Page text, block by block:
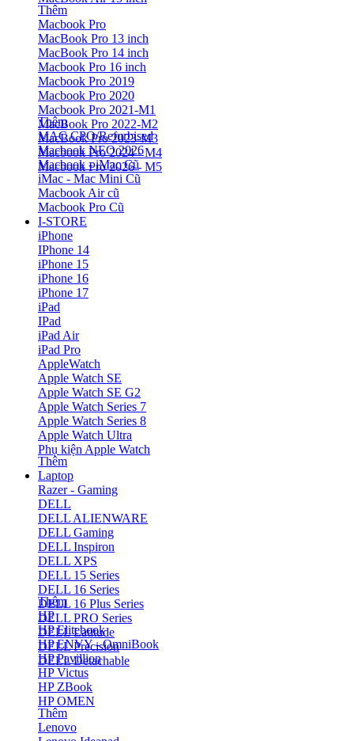
Thêm
Macbook Pro
MacBook Pro 13 inch
MacBook Pro 14 inch
Macbook Pro 16 inch
Macbook Pro 2019
Macbook Pro 2020
Macbook Pro 2021-M1
MacBook Pro 2022-M2
MacBook Pro 2023-M3
Macbook Pro 2024 - M4
Macbook Pro 2026 - M5
Thêm
MAC CPO/Refurbised
Macbook NEO 2026
Macbook - iMac Cũ
iMac - Mac Mini Cũ
Macbook Air cũ
Macbook Pro Cũ
I-STORE
iPhone
IPhone 14
iPhone 15
iPhone 16
iPhone 17
iPad
IPad
iPad Air
iPad Pro
AppleWatch
Apple Watch SE
Apple Watch SE G2
Apple Watch Series 7
Apple Watch Series 8
Apple Watch Ultra
Phụ kiện Apple Watch
Thêm
Laptop
Razer - Gaming
DELL
DELL ALIENWARE
DELL Gaming
DELL Inspiron
DELL XPS
DELL 15 Series
DELL 16 Series
DELL 16 Plus Series
DELL PRO Series
DELL Latitude
DELL Precision
DELL Detachable
Thêm
HP
HP Elitebook
HP ENVY - OmniBook
HP Pavillion
HP Victus
HP ZBook
HP OMEN
Thêm
Lenovo